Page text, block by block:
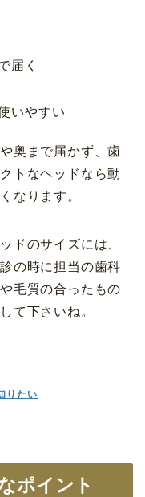
届く
いやすい
奥まで届かず、歯
トなヘッドなら動
なります。
ドのサイズには、
の時に担当の歯科
毛質の合ったもの
て下さいね。
りたい
ポイント